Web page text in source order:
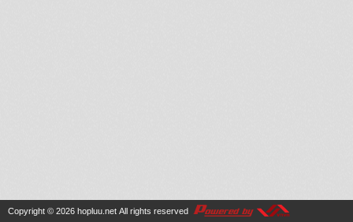
Copyright © 2026 hopluu.net All rights reserved